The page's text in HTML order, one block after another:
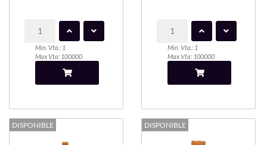
Min. Vta.: 1
Max Vta: 100000
Min. Vta.: 1
Max Vta: 100000
DISPONIBLE DISPONIBLE